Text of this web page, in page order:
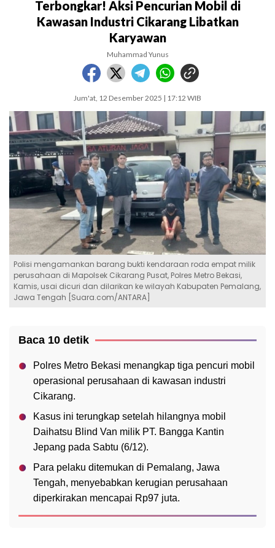
Terbongkar! Aksi Pencurian Mobil di
Kawasan Industri Cikarang Libatkan
Karyawan
Muhammad Yunus
Jum'at, 12 Desember 2025 | 17:12 WIB
Polisi mengamankan barang bukti kendaraan roda empat milik
perusahaan di Mapolsek Cikarang Pusat, Polres Metro Bekasi,
Kamis, usai dicuri dan dilarikan ke wilayah Kabupaten Pemalang,
Jawa Tengah [Suara.com/ANTARA]
Baca 10 detik
Polres Metro Bekasi menangkap tiga pencuri mobil
operasional perusahaan di kawasan industri
Cikarang.
Kasus ini terungkap setelah hilangnya mobil
Daihatsu Blind Van milik PT. Bangga Kantin
Jepang pada Sabtu (6/12).
Para pelaku ditemukan di Pemalang, Jawa
Tengah, menyebabkan kerugian perusahaan
diperkirakan mencapai Rp97 juta.